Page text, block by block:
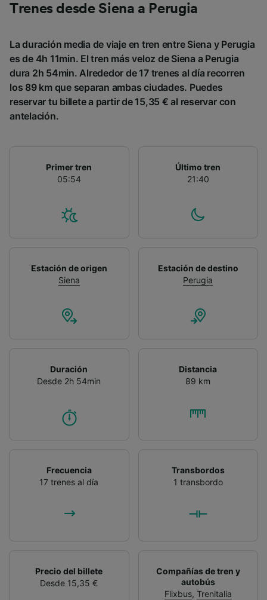
Trenes desde Siena a Perugia
La duración media de viaje en tren entre Siena y Perugia
es de 4h 11min. El tren más veloz de Siena a Perugia
dura 2h 54min. Alrededor de 17 trenes al día recorren
los 89 km que separan ambas ciudades. Puedes
reservar tu billete a partir de 15,35 € al reservar con
antelación.
Primer tren
05:54
Último tren
21:40
Estación de origen
Siena
Estación de destino
Perugia
Duración
Desde 2h 54min
Distancia
89 km
Frecuencia
17 trenes al día
Transbordos
1 transbordo
Precio del billete
Desde 15,35 €
Compañías de tren y
autobús
Flixbus, Trenitalia